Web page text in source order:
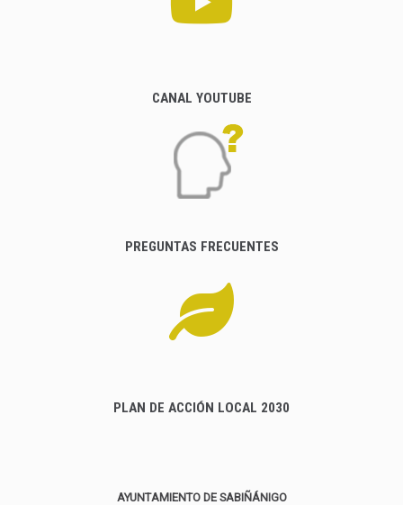
CANAL YOUTUBE
PREGUNTAS FRECUENTES
PLAN DE ACCIÓN LOCAL 2030
AYUNTAMIENTO DE SABIÑÁNIGO